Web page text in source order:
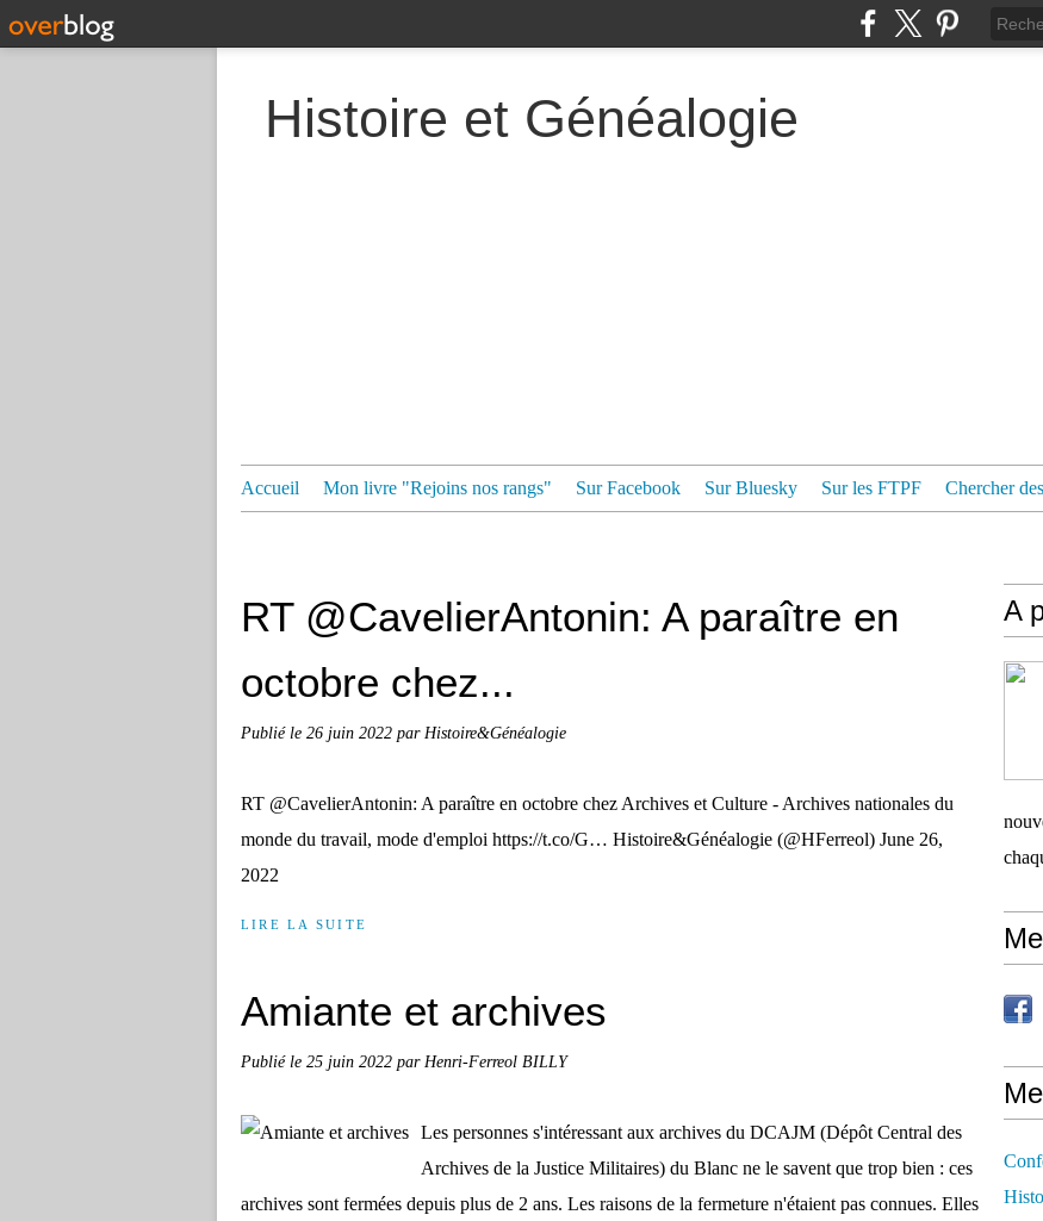
Histoire et Généalogie
Accueil Mon livre "Rejoins nos rangs" Sur Facebook Sur Bluesky Sur les FTPF Chercher
RT @CavelierAntonin: A paraître en
octobre chez...
Publié le 26 juin 2022 par Histoire&Généalogie
RT @CavelierAntonin: A paraître en octobre chez Archives et Culture - Archives nationales du
monde du travail, mode d'emploi https://t.co/G… Histoire&Généalogie (@HFerreol) June 26,
2022
LIRE LA SUITE
Amiante et archives
Publié le 25 juin 2022 par Henri-Ferreol BILLY
Les personnes s'intéressant aux archives du DCAJM (Dépôt Central des
Archives de la Justice Militaires) du Blanc ne le savent que trop bien : ces
archives sont fermées depuis plus de 2 ans. Les raisons de la fermeture n'étaient pas connues. Elles
A